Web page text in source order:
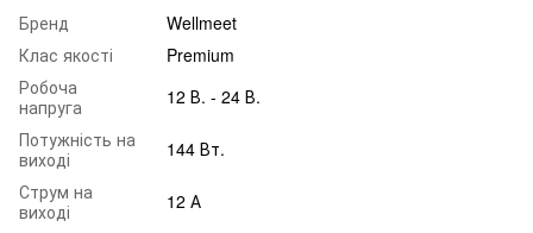
Бренд
Wellmeet
Клас якості
Premium
Робоча
напруга
12 В. - 24 В.
Потужність на
виході
144 Вт.
Струм на
виході
12 А